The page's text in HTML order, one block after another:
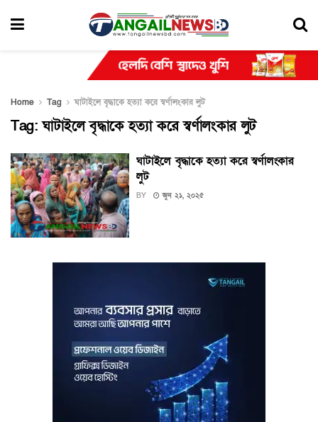
Home Tag ঘাটাইলে বৃদ্ধাকে হত্যা করে স্বর্ণালংকার লুট
Tag:ঘাটাইলে বৃদ্ধাকে হত্যা করে স্বর্ণালংকার লুট
ঘাটাইলে বৃদ্ধাকে হত্যা করে স্বর্ণালংকার
লুট
BY জুন ২১, ২০২৫